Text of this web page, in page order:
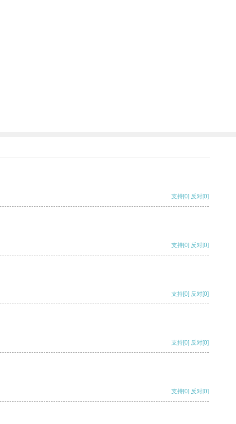
支持[0] 反对[0]
支持[0] 反对[0]
支持[0] 反对[0]
支持[0] 反对[0]
支持[0] 反对[0]